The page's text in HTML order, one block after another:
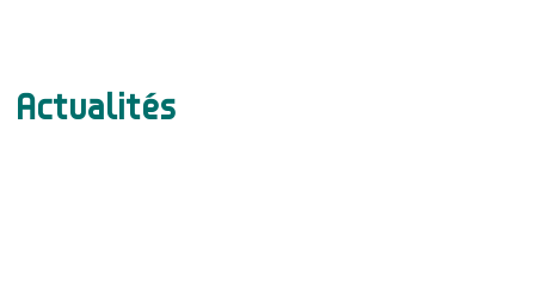
Actualités